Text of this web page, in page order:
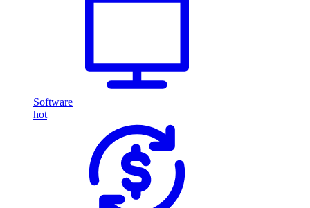
Software
hot